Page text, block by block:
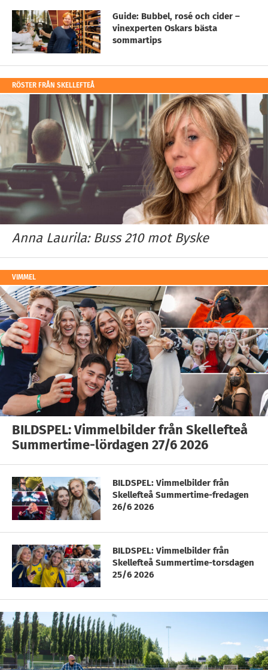
Guide: Bubbel, rosé och cider –
vinexperten Oskars bästa
sommartips
RÖSTER FRÅN SKELLEFTEÅ
Anna Laurila: Buss 210 mot Byske
VIMMEL
BILDSPEL: Vimmelbilder från Skellefteå
Summertime-lördagen 27/6 2026
BILDSPEL: Vimmelbilder från
Skellefteå Summertime-fredagen
26/6 2026
BILDSPEL: Vimmelbilder från
Skellefteå Summertime-torsdagen
25/6 2026